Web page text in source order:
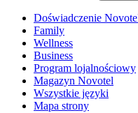
Doświadczenie
Family
Wellness
Business
Program lojalnościowy
Magazyn Novotel
Wszystkie języki
Mapa strony